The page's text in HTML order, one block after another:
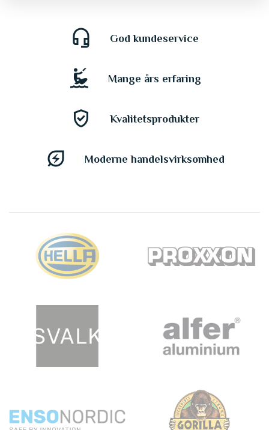
headset_mic God kundeservice
kitesurfing Mange års erfaring
gpp_good Kvalitetsprodukter
energy_savings_leaf Moderne handelsvirksomhed